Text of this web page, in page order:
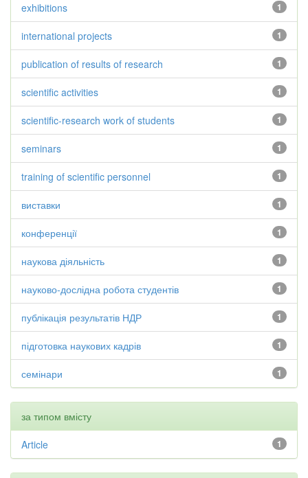
1
exhibitions
1
international projects
1
publication of results of research
1
scientific activities
1
scientific-research work of students
1
seminars
1
training of scientific personnel
1
виставки
1
конференції
1
наукова діяльність
1
науково-дослідна робота студентів
1
публікація результатів НДР
1
підготовка наукових кадрів
1
семінари
за типом вмісту
1
Article